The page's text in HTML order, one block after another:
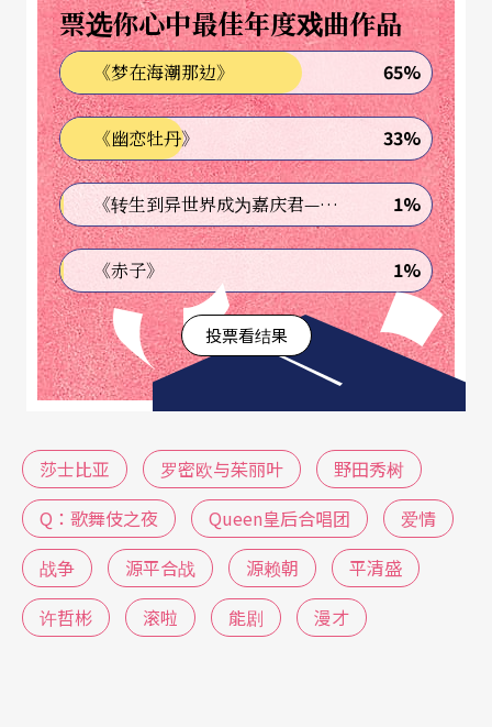
苦役劳动，饥寒交迫、客死他乡；到现今乌克兰战
争，俄罗斯与乌克兰成千上万的士兵与平民彼此杀
戮战死。战争更具备其象征性，作为灰飞烟灭时代
的意象，唯一硕果仅存、永远不变的就是爱情。就
像是Queen皇后合唱团所唱〈Love of my Life〉，
如此末世警示纷扰崩坏的世界里，唯有爱才有了生
存的意义。
《Q：歌舞伎之夜》将莎士比亚《罗密欧与茱丽
叶》的架构，移转到日本12世纪末期，平安时代源
赖朝与平清盛的源平合战，由活下来的愁里爱与被
的悲剧。这样有如电影《回到未来》的情节，野田
秀树并未落入老哏，两人并非真的穿越时空，回到
过去，而是在一封空白的信纸上，由后来的愁里爱
与瑯壬生跳脱出来，成为故事的叙述者，自由穿梭
反复述说，来重新面对旧有的记忆，重建过去的时
票选你心中最佳年度戏曲作品
《梦在海潮那边》 65%
《幽恋牡丹》 33%
《转生到异世界成为嘉庆君—发现我的祖先是诈骗集团!?》 1%
《赤子》 1%
投票看结果
莎士比亚 罗密欧与茱丽叶
野田秀树
Q：歌舞伎之夜
Queen皇后合唱团
爱情
战争
源平合战 源赖朝
平清盛
许哲彬
滚啦 能剧 漫才